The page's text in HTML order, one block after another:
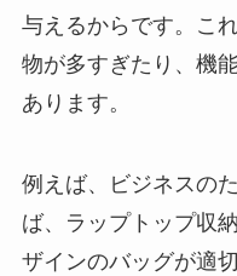
与えるからです。こ
物が多すぎたり、機
あります。
例えば、ビジネスの
ば、ラップトップ収
ザインのバッグが適